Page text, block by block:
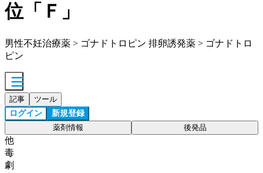
位「Ｆ」
男性不妊治療薬 > ゴナドトロピン 排卵誘発薬 > ゴナドトロ
ピン
記事 ツール
ログイン 新規登録
薬剤情報 後発品
他
毒
劇